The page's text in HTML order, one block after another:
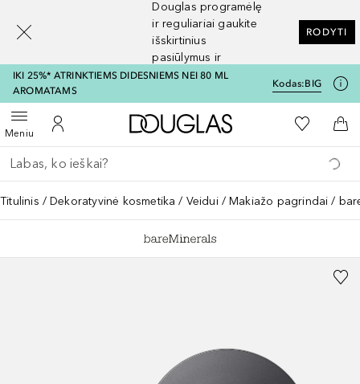
Douglas programėlę
ir reguliariai gaukite
išskirtinius
pasiūlymus ir
nuolaidas
RODYTI
IKI 25%* ATRINKTIEMS DIDESNIEMS NEI 80 ML
AROMATAMS
Kodas:BIG
MeniuAtidaryti meniuĮ mano paskyrą
Į Douglas pagrindinį
Į mano
Į
Grįžk atgal
Vykdykite paiešką
Titulinis Dekoratyvinė kosmetika Veidui Makiažo pagrindai
[navigation.slideout.screenreader]